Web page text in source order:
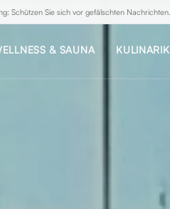
Schützen Sie sich vor gefälschten Nachrichten.
& SAUNA KULINARIK